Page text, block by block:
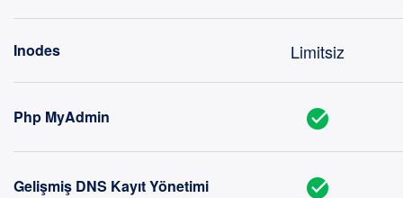
Inodes Limitsiz
Php MyAdmin
Gelişmiş DNS Kayıt Yönetimi